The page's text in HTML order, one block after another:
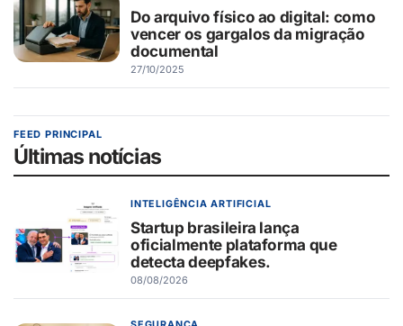
Do arquivo físico ao digital: como
vencer os gargalos da migração
documental
27/10/2025
FEED PRINCIPAL
Últimas notícias
INTELIGÊNCIA ARTIFICIAL
Startup brasileira lança
oficialmente plataforma que
detecta deepfakes.
08/08/2026